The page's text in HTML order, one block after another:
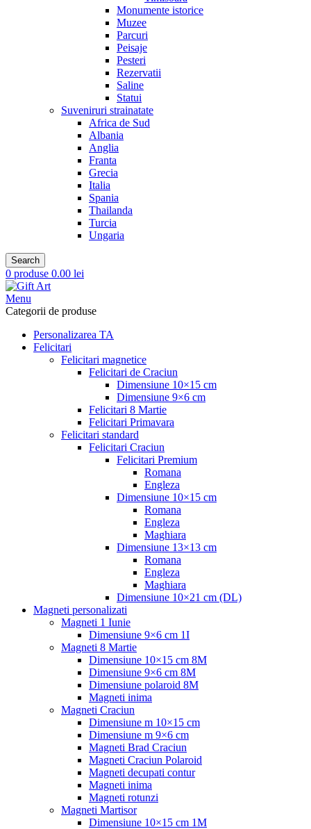
Monumente istorice
Muzee
Parcuri
Peisaje
Pesteri
Rezervatii
Saline
Statui
Suveniruri strainatate
Africa de Sud
Albania
Anglia
Franta
Grecia
Italia
Spania
Thailanda
Turcia
Ungaria
Search
0 produse 0.00 lei
Menu
Categorii de produse
Personalizarea TA
Felicitari
Felicitari magnetice
Felicitari de Craciun
Dimensiune 10×15 cm
Dimensiune 9×6 cm
Felicitari 8 Martie
Felicitari Primavara
Felicitari standard
Felicitari Craciun
Felicitari Premium
Romana
Engleza
Dimensiune 10×15 cm
Romana
Engleza
Maghiara
Dimensiune 13×13 cm
Romana
Engleza
Maghiara
Dimensiune 10×21 cm (DL)
Magneti personalizati
Magneti 1 Iunie
Dimensiune 9×6 cm 1I
Magneti 8 Martie
Dimensiune 10×15 cm 8M
Dimensiune 9×6 cm 8M
Dimensiune polaroid 8M
Magneti inima
Magneti Craciun
Dimensiune m 10×15 cm
Dimensiune m 9×6 cm
Magneti Brad Craciun
Magneti Craciun Polaroid
Magneti decupati contur
Magneti inima
Magneti rotunzi
Magneti Martisor
Dimensiune 10×15 cm 1M